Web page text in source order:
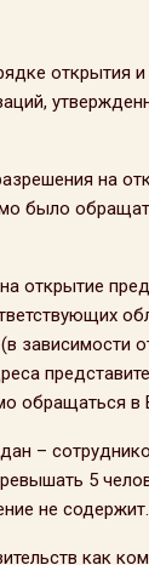
открытия и
на
было
открытие
зависимости
обращаться в
–
5
не содержит.
как